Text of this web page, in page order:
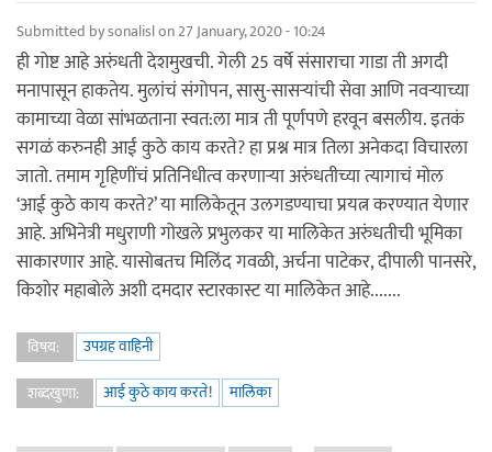
Submitted bysonalislon 27 January, 2020 - 10:24
ही गोष्ट आहे अरुंधती देशमुखची. गेली 25 वर्षे संसाराचा गाडा ती अगदी
मनापासून हाकतेय. मुलांचं संगोपन, सासु-सासऱ्यांची सेवा आणि नवऱ्याच्या
कामाच्या वेळा सांभळताना स्वत:ला मात्र ती पूर्णपणे हरवून बसलीय. इतकं
सगळं करुनही आई कुठे काय करते? हा प्रश्न मात्र तिला अनेकदा विचारला
जातो. तमाम गृहिणींचं प्रतिनिधीत्व करणाऱ्या अरुंधतीच्या त्यागाचं मोल
‘आई कुठे काय करते?’ या मालिकेतून उलगडण्याचा प्रयत्न करण्यात येणार
आहे. अभिनेत्री मधुराणी गोखले प्रभुलकर या मालिकेत अरुंधतीची भूमिका
साकारणार आहे. यासोबतच मिलिंद गवळी, अर्चना पाटेकर, दीपाली पानसरे,
किशोर महाबोले अशी दमदार स्टारकास्ट या मालिकेत आहे.......
विषय:
उपग्रह वाहिनी
शब्दखुणा:
आई कुठे काय करते! मालिका